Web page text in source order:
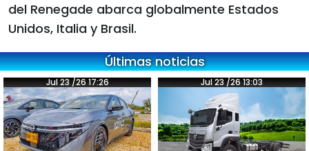
del Renegade abarca globalmente Estados
Unidos, Italia y Brasil.
Últimas noticias
Jul 23 /26 17:26 Jul 23 /26 13:03